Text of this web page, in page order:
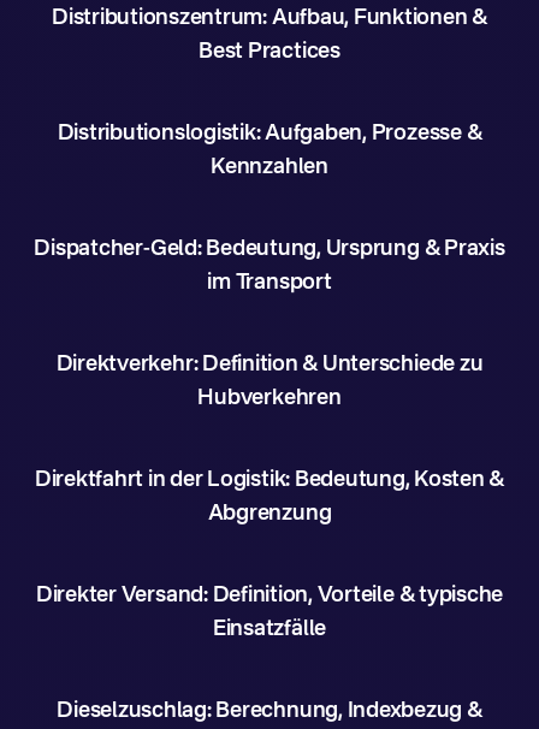
Distributionszentrum: Aufbau, Funktionen &
Best Practices
Distributionslogistik: Aufgaben, Prozesse &
Kennzahlen
Dispatcher-Geld: Bedeutung, Ursprung & Praxis
im Transport
Direktverkehr: Definition & Unterschiede zu
Hubverkehren
Direktfahrt in der Logistik: Bedeutung, Kosten &
Abgrenzung
Direkter Versand: Definition, Vorteile & typische
Einsatzfälle
Dieselzuschlag: Berechnung, Indexbezug &